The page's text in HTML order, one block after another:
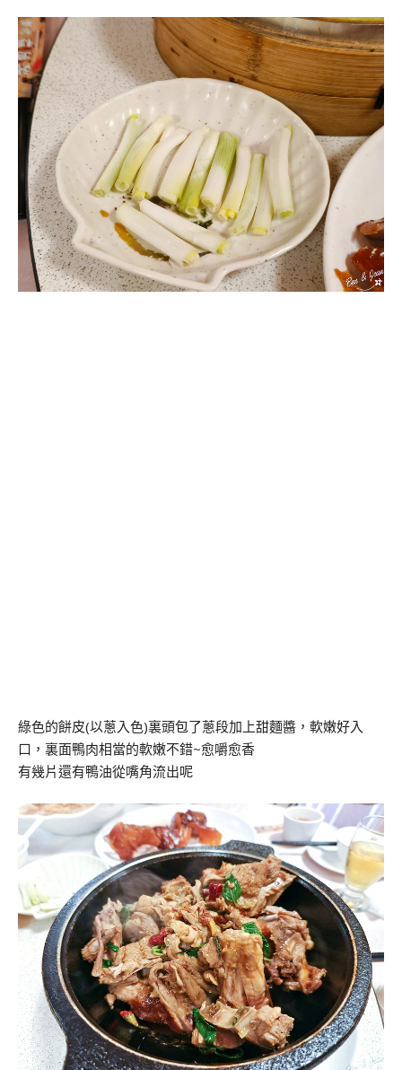
綠色的餅皮(以蔥入色)裏頭包了蔥段加上甜麵醬，軟嫩好入
口，裏面鴨肉相當的軟嫩不錯~愈嚼愈香
有幾片還有鴨油從嘴角流出呢